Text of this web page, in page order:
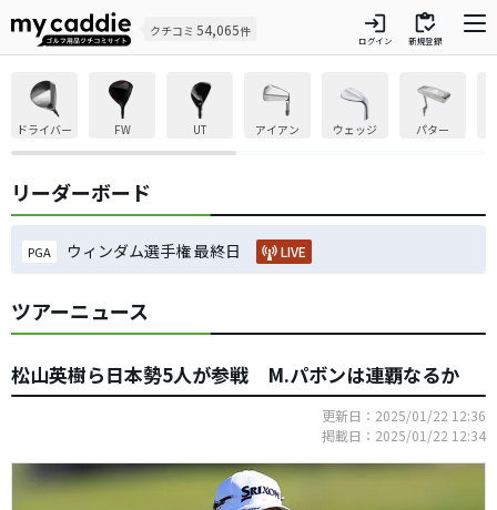
クチコミ 54,065件 login
ログイン
inventory
新規登録
ドライバー FW UT アイアン ウェッジ パター
リーダーボード
PGA ウィンダム選手権 最終日 LIVE
ツアーニュース
松山英樹ら日本勢5人が参戦 M.パボンは連覇なるか
更新日：2025/01/22 12:36
掲載日：2025/01/22 12:34